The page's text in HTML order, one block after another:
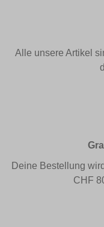
Alle unsere Artikel
Deine Bestellung
CHF